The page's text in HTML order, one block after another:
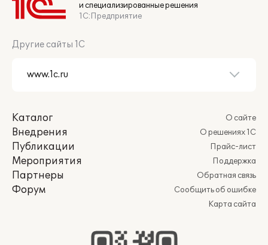
и специализированные решения
1С:Предприятие
Другие сайты 1С
Каталог
Внедрения
Публикации
Мероприятия
Партнеры
Форум
О сайте
О решениях 1С
Прайс-лист
Поддержка
Обратная связь
Сообщить об ошибке
Карта сайта